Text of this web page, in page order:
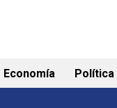
Economía Política